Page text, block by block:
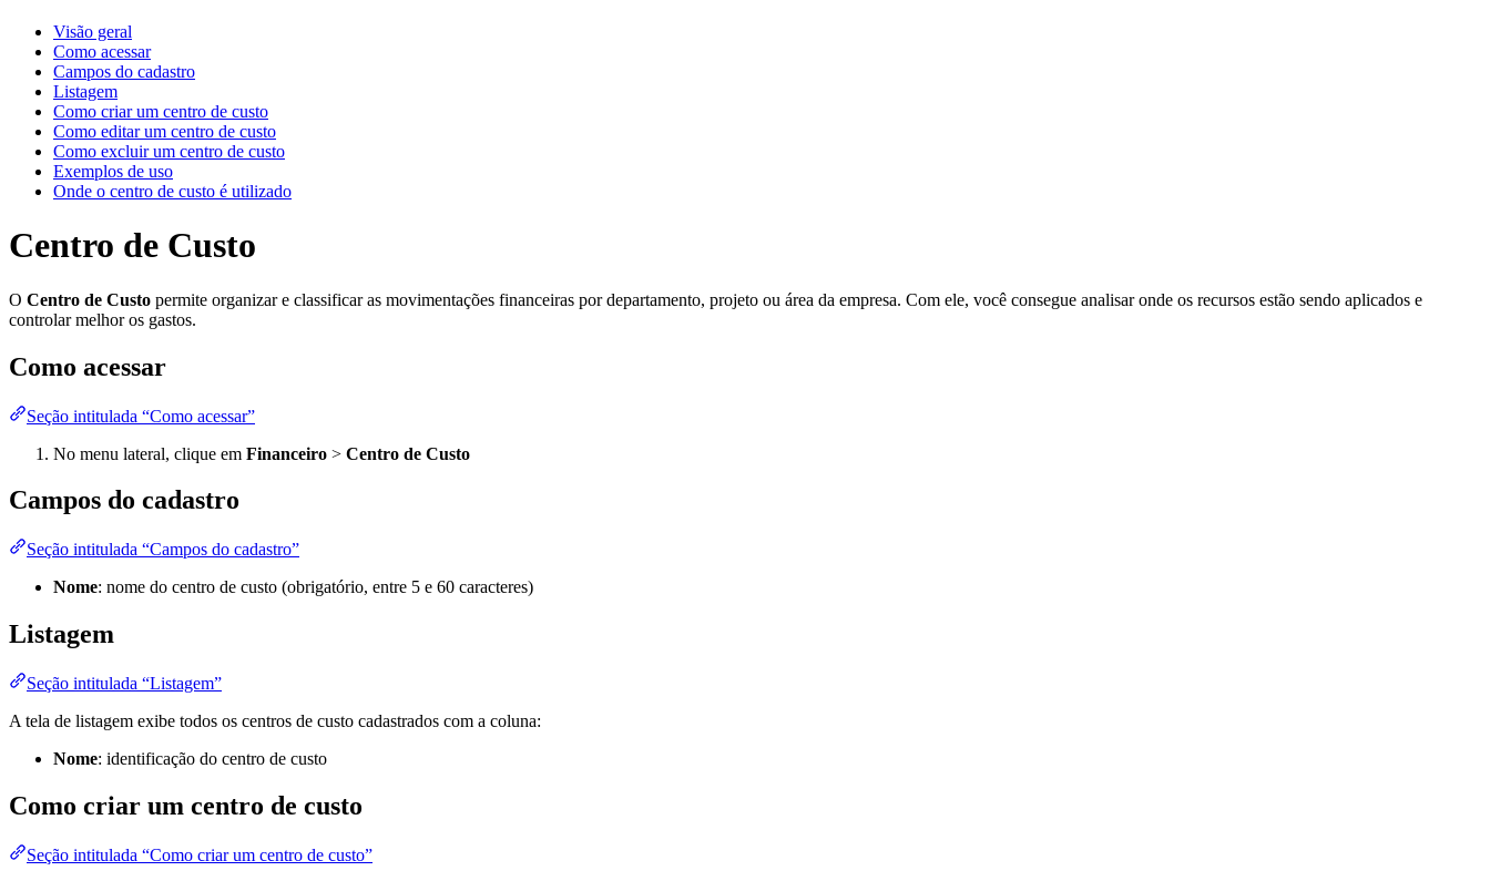
Visão geral
Como acessar
Campos do cadastro
Listagem
Como criar um centro de custo
Como editar um centro de custo
Como excluir um centro de custo
Exemplos de uso
Onde o centro de custo é utilizado
Centro de Custo
O Centro de Custo permite organizar e classificar as movimentações financeiras por departamento, projeto ou área da empresa. Com ele, você consegue analisar onde os recursos estão sendo aplicados e
controlar melhor os gastos.
Como acessar
Seção intitulada “Como acessar”
No menu lateral, clique em Financeiro > Centro de Custo
Campos do cadastro
Seção intitulada “Campos do cadastro”
Nome: nome do centro de custo (obrigatório, entre 5 e 60 caracteres)
Listagem
Seção intitulada “Listagem”
A tela de listagem exibe todos os centros de custo cadastrados com a coluna:
Nome: identificação do centro de custo
Como criar um centro de custo
Seção intitulada “Como criar um centro de custo”